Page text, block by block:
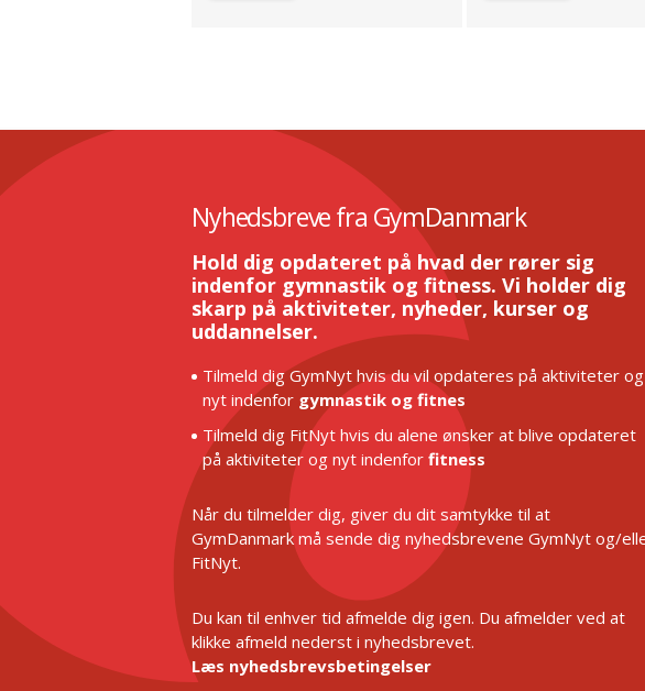
Nyhedsbreve fra GymDanmark
Hold dig opdateret på hvad der rører sig
indenfor gymnastik og fitness. Vi holder dig
skarp på aktiviteter, nyheder, kurser og
uddannelser.
Tilmeld dig GymNyt hvis du vil opdateres på aktiviteter og
nyt indenfor gymnastik og fitnes
Tilmeld dig FitNyt hvis du alene ønsker at blive opdateret
på aktiviteter og nyt indenfor fitness
Når du tilmelder dig, giver du dit samtykke til at
GymDanmark må sende dig nyhedsbrevene GymNyt og/
FitNyt.
Du kan til enhver tid afmelde dig igen. Du afmelder ved at
klikke afmeld nederst i nyhedsbrevet.
Læs nyhedsbrevsbetingelser